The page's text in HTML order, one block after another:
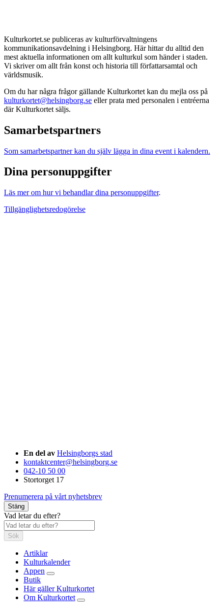
Kulturkortet.se publiceras av kulturförvaltningens
kommunikationsavdelning i Helsingborg. Här hittar du alltid den
mest aktuella informationen om allt kulturkul som händer i staden.
Vi skriver om allt från konst och historia till författarsamtal och
världsmusik.
Om du har några frågor gällande Kulturkortet kan du mejla oss på
kulturkortet@helsingborg.se eller prata med personalen i entréerna
där Kulturkortet säljs.
Samarbetspartners
Som samarbetspartner kan du själv lägga in dina event i kalendern.
Dina personuppgifter
Läs mer om hur vi behandlar dina personuppgifter.
Tillgänglighetsredogörelse
En del av Helsingborgs stad
kontaktcenter@helsingborg.se
042-10 50 00
Stortorget 17
Prenumerera på vårt nyhetsbrev
Stäng
Vad letar du efter?
Sök
Artiklar
Kulturkalender
Appen
Butik
Här gäller Kulturkortet
Om Kulturkortet